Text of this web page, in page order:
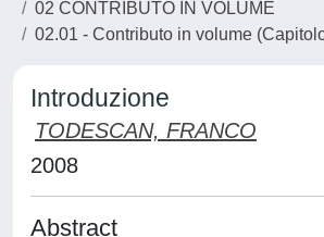
02 CONTRIBUTO IN VOLUME
02.01 - Contributo in volume
Introduzione
TODESCAN, FRANCO
2008
Abstract